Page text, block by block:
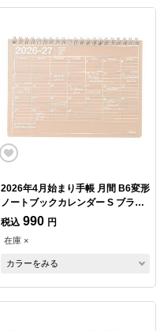
2026年4月始まり手帳 月間 B6変形
ノートブックカレンダー S ブラウ
ン
税込 990 円
在庫 ×
カラーをみる